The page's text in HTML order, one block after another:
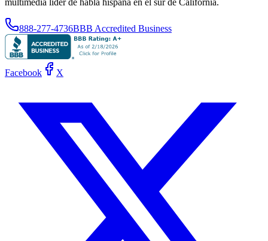
multimedia líder de habla hispana en el sur de California.
888-277-4736BBB Accredited Business
Facebook X